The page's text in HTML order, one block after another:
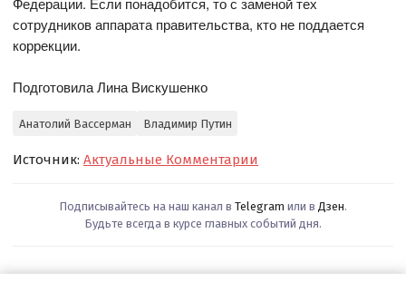
сотрудников аппарата правительства, кто не поддается
коррекции.
Подготовила Лина Вискушенко
Анатолий Вассерман Владимир Путин
Источник:Актуальные Комментарии
Подписывайтесь на наш канал в Telegram или в Дзен.
Будьте всегда в курсе главных событий дня.